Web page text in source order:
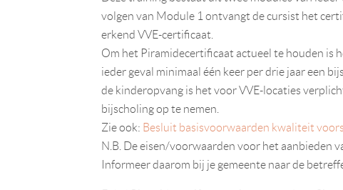
volgen van Module 1 ontvangt de cursist het
erkend VVE-certificaat.
Om het Piramidecertificaat actueel te houden is
ieder geval minimaal één keer per drie jaar een
de kinderopvang is het voor VVE-locaties
bijscholing op te nemen.
Zie ook: Besluit basisvoorwaarden kwaliteit
N.B. De eisen/voorwaarden voor het aanbieden
Informeer daarom bij je gemeente naar de